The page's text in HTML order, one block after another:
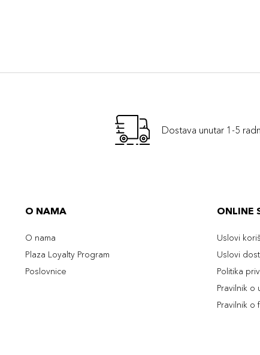
Dostava unutar 1-5
O NAMA
O nama
Plaza Loyalty Program
Poslovnice
ONLINE
Uslovi
Uslovi
Politika
Pravilnik o
Pravilnik o